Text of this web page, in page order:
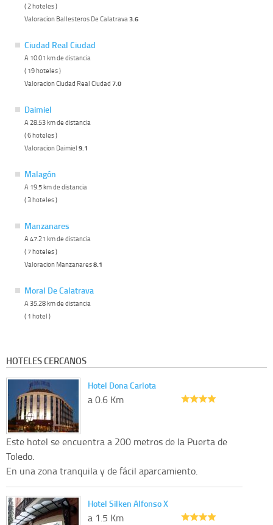
( 2 hoteles )
Valoracion Ballesteros De Calatrava 3.6
Ciudad Real Ciudad
A 10.01 km de distancia
( 19 hoteles )
Valoracion Ciudad Real Ciudad 7.0
Daimiel
A 28.53 km de distancia
( 6 hoteles )
Valoracion Daimiel 9.1
Malagón
A 19.5 km de distancia
( 3 hoteles )
Manzanares
A 47.21 km de distancia
( 7 hoteles )
Valoracion Manzanares8.1
Moral De Calatrava
A 35.28 km de distancia
( 1 hotel )
HOTELES CERCANOS
Hotel Dona Carlota
a 0.6 Km
Este hotel se encuentra a 200 metros de la Puerta de
Toledo.
En una zona tranquila y de fácil aparcamiento.
Hotel Silken Alfonso X
a 1.5 Km